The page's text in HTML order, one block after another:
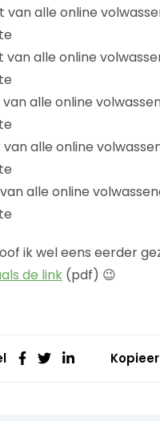
van alle online
alle online
alle online
alle online
alle online
ik wel eens eerder
de link(pdf) 😉